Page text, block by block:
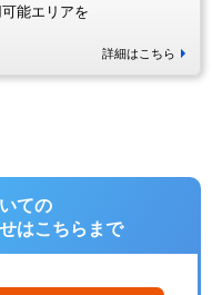
能エリアを
詳細はこちら
ての
はこちらまで